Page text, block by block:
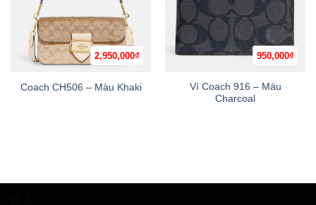
2,950,000₫
Coach CH506 – Màu Khaki
950,000₫
Ví Coach 916 – Màu
Charcoal